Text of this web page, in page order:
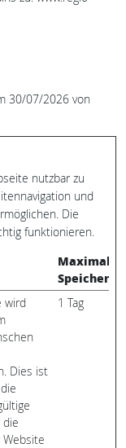
30/07/2026 von
nutzbar zu
und
Die
funktionieren.
Maximale
wird
Dies ist
1 Tag